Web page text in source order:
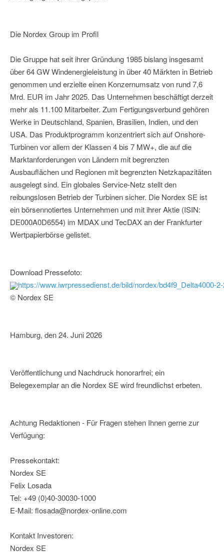
Die Nordex Group im Profil
Die Gruppe hat seit ihrer Gründung 1985 bislang insgesamt
über 64 GW Windenergieleistung in über 40 Märkten in Betrieb
genommen und erzielte einen Konzernumsatz von rund 7,6
Mrd. EUR im Jahr 2025. Das Unternehmen beschäftigt derzeit
mehr als 11.100 Mitarbeiter. Zum Fertigungsverbund gehören
Werke in Deutschland, Spanien, Brasilien, Indien, und den
USA. Das Produktprogramm konzentriert sich auf Onshore-
Turbinen vor allem der Klassen 4 bis 7 MW+, die auf die
Marktanforderungen von Ländern mit begrenzten
Ausbauflächen und Regionen mit begrenzten Netzkapazitäten
ausgelegt sind. Ein globales Service-Netz stellt den
reibungslosen Betrieb der Turbinen sicher. Die Nordex SE ist
ein börsennotiertes Unternehmen und mit ihrer Aktie (ISIN:
DE000A0D6554) im MDAX und TecDAX an der Frankfurter
Wertpapierbörse gelistet.
Download Pressefoto:
https://www.iwrpressedienst.de/bild/nordex/bd4f9_Delta4000-
© Nordex SE
Hamburg, den 24. Juni 2026
Veröffentlichung und Nachdruck honorarfrei; ein
Belegexemplar an die Nordex SE wird freundlichst erbeten.
Achtung Redaktionen - Für Fragen stehen Ihnen gerne zur
Verfügung:
Pressekontakt:
Nordex SE
Felix Losada
Tel: +49 (0)40-30030-1000
E-Mail: flosada@nordex-online.com
Kontakt Investoren:
Nordex SE